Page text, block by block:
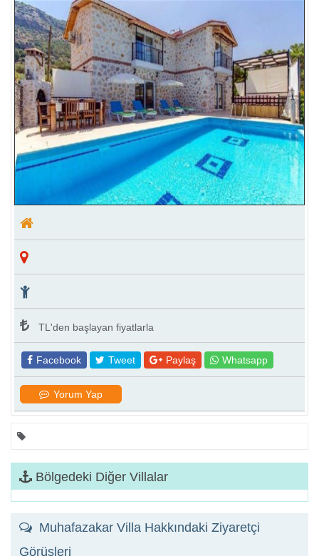
TL'den başlayan fiyatlarla
Facebook Tweet Paylaş Whatsapp
Yorum Yap
Bölgedeki Diğer Villalar
Muhafazakar Villa Hakkındaki Ziyaretçi
Görüşleri